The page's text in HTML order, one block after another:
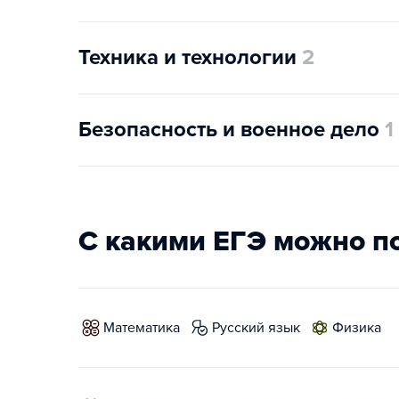
Техника и технологии 2
Безопасность и военное дело 1
С какими ЕГЭ можно
математика русский язык физика